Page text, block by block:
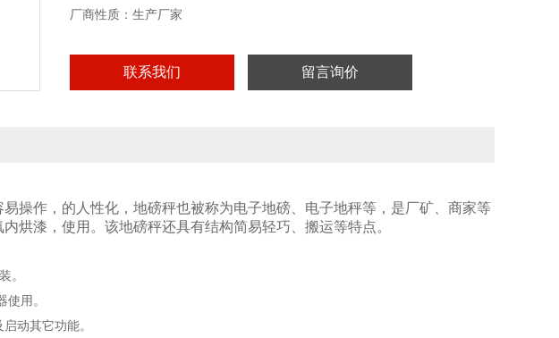
耗气量;0.3Nm3/h
厂商性质：生产厂家
联系我们 留言询价
操作，的人性化，地磅秤也被称为电子地磅、电子地秤等，是厂矿、商家等
烘漆，使用。该地磅秤还具有结构简易轻巧、搬运等特点。
。
用。
动其它功能。